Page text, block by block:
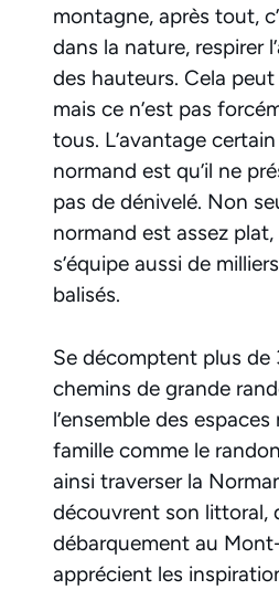
montagne, après tout,
dans la nature, respirer
des hauteurs. Cela
mais ce n’est pas
tous. L’avantage
normand est qu’il ne
pas de dénivelé. Non
normand est assez
s’équipe aussi de
balisés.
Se décomptent plus de
chemins de grande
l’ensemble des
famille comme le
ainsi traverser la
découvrent son littoral,
débarquement au
apprécient les